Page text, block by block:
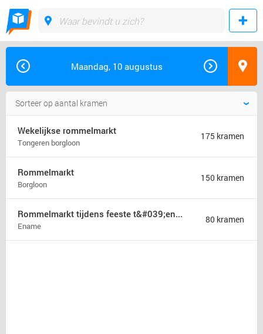
Maandag, 10 augustus
Wekelijkse rommelmarkt
Tongeren borgloon
175 kramen
Rommelmarkt
Borgloon
150 kramen
Rommelmarkt tijdens feeste t&#039;ename
Ename
80 kramen